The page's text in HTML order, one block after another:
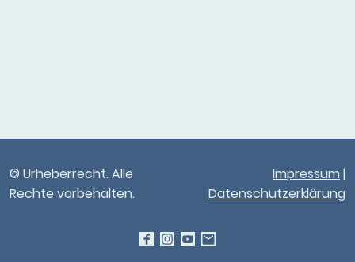
© Urheberrecht. Alle
Rechte vorbehalten.
Impressum |
Datenschutzerklärung